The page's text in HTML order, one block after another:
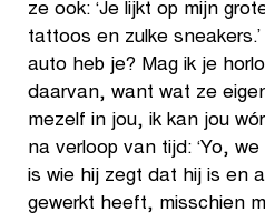
ze ook: ‘Je lijkt op mijn
tattoos en zulke
auto heb je? Mag ik je
daarvan, want wat ze
mezelf in jou, ik kan jou
na verloop van tijd: ‘Yo,
is wie hij zegt dat hij is en
gewerkt heeft, misschien